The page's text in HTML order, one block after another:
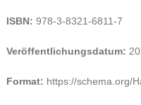
ISBN: 978-3-8321-6811-7
Veröffentlichungsdatum:
Format: https://schema.org/